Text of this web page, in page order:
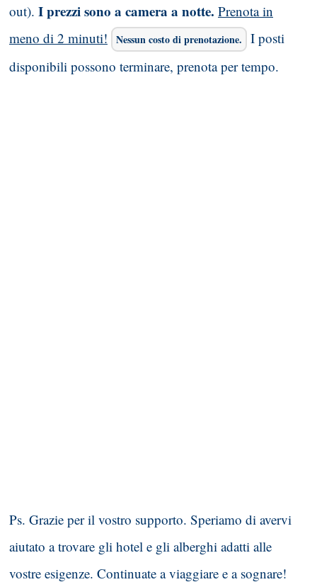
out). I prezzi sono a camera a notte. Prenota in
meno di 2 minuti!
Nessun costo di prenotazione.
I posti
disponibili possono terminare, prenota per tempo.
Ps. Grazie per il vostro supporto. Speriamo di avervi
aiutato a trovare gli hotel e gli alberghi adatti alle
vostre esigenze. Continuate a viaggiare e a sognare!